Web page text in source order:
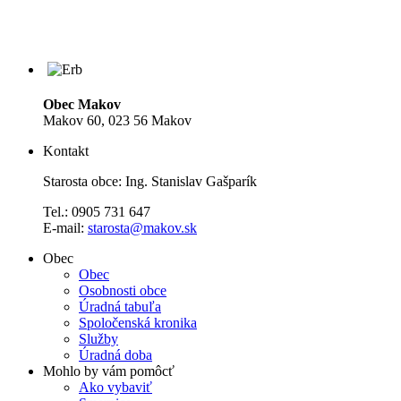
Obec Makov
Makov 60, 023 56 Makov
Kontakt
Starosta obce: Ing. Stanislav Gašparík
Tel.: 0905 731 647
E-mail: starosta@makov.sk
Obec
Obec
Osobnosti obce
Úradná tabuľa
Spoločenská kronika
Služby
Úradná doba
Mohlo by vám pomôcť
Ako vybaviť